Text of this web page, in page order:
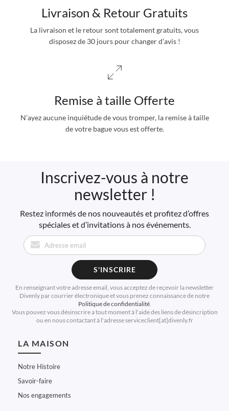
Livraison & Retour Gratuits
La livraison et le retour sont totalement gratuits, vous
disposez de 30 jours pour changer d’avis !
Remise à taille Offerte
N’ayez aucune inquiétude de vous tromper, la remise à taille
de votre bague vous est offerte.
Inscrivez-vous à notre
newsletter !
Restez informés de nos nouveautés et profitez d’offres
spéciales et d’invitations à nos événements.
S'INSCRIRE
En renseignant votre adresse email, vous acceptez de reçevoir la newsletter
Divenly par courrier électronique et vous prenez connaissance de notre
Politique de confidentialité.
Vous pouvez vous désinscrire a tout moment à l'aide des liens de désincription
ou en nous contactant à l'adresse serviceclient[at]divenly.fr
LA MAISON
Notre Histoire
Savoir-faire
Nos engagements